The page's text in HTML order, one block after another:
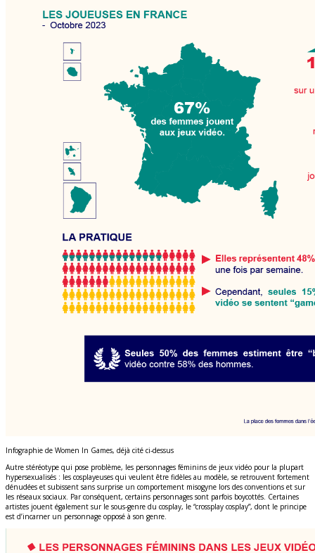
Infographie de Women In Games, déjà cité ci-dessus
Autre stéréotype qui pose problème, les personnages féminins de jeux vidéo pour la plupart
hypersexualisés : les cosplayeuses qui veulent être fidèles au modèle, se retrouvent fortement
dénudées et subissent sans surprise un comportement misogyne lors des conventions et sur
les réseaux sociaux. Par conséquent, certains personnages sont parfois boycottés. Certaines
artistes jouent également sur le sous-genre du cosplay, le “crossplay cosplay”, dont le principe
est d’incarner un personnage opposé à son genre.